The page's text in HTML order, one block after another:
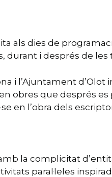
als dies de
durant i després de
i l’Ajuntament
obres que després
en l’obra dels
la complicitat
paral·leles